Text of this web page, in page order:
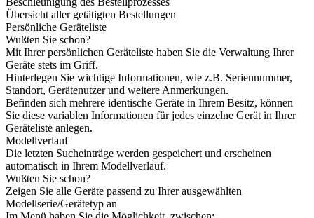
Übersicht aller getätigten Bestellungen
Persönliche Geräteliste
Wußten Sie schon?
Mit Ihrer persönlichen Geräteliste haben Sie die Verwaltung Ihrer
Geräte stets im Griff.
Hinterlegen Sie wichtige Informationen, wie z.B. Seriennummer,
Standort, Gerätenutzer und weitere Anmerkungen.
Befinden sich mehrere identische Geräte in Ihrem Besitz, können
Sie diese variablen Informationen für jedes einzelne Gerät in Ihrer
Geräteliste anlegen.
Modellverlauf
Die letzten Sucheinträge werden gespeichert und erscheinen
automatisch in Ihrem Modellverlauf.
Wußten Sie schon?
Zeigen Sie alle Geräte passend zu Ihrer ausgewählten
Modellserie/Gerätetyp an